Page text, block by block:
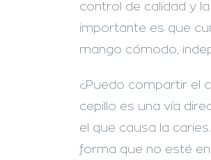
control de calidad y
importante es que
mango cómodo,
¿Puedo compartir el
cepillo es una vía
el que causa la
forma que no esté